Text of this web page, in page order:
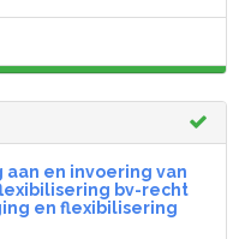
en invoering van
bv-recht
en flexibilisering